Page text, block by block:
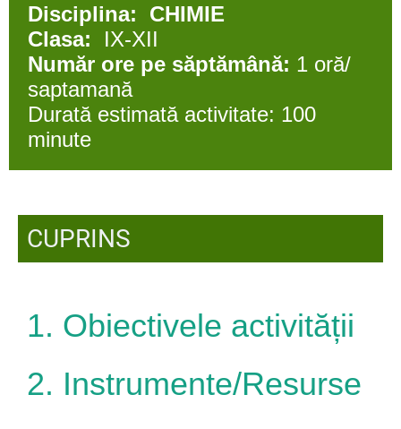
Disciplina: CHIMIE
Clasa: IX-XII
Număr ore pe săptămână: 1 oră/
saptamană
Durată estimată activitate: 100
minute
CUPRINS
1. Obiectivele activității
2. Instrumente/Resurse